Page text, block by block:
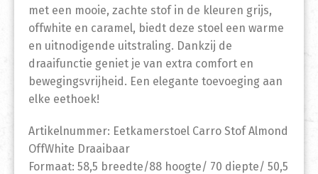
met een mooie, zachte stof in de kleuren grijs,
offwhite en caramel, biedt deze stoel een warme
en uitnodigende uitstraling. Dankzij de
draaifunctie geniet je van extra comfort en
bewegingsvrijheid. Een elegante toevoeging aan
elke eethoek!
Artikelnummer: Eetkamerstoel Carro Stof Almond
OffWhite Draaibaar
Formaat: 58,5 breedte/88 hoogte/ 70 diepte/ 50,5